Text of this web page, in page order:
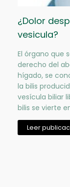
¿Dolor
vesicula?
El órgano que
derecho del
hígado, se
la bilis
vesícula biliar
bilis se vierte
Leer